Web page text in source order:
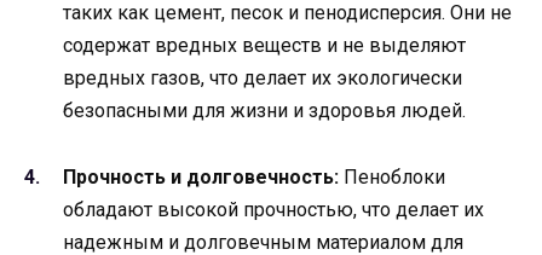
таких как цемент, песок и пенодисперсия. Они не
содержат вредных веществ и не выделяют
вредных газов, что делает их экологически
безопасными для жизни и здоровья людей.
Прочность и долговечность: Пеноблоки
обладают высокой прочностью, что делает их
надежным и долговечным материалом для